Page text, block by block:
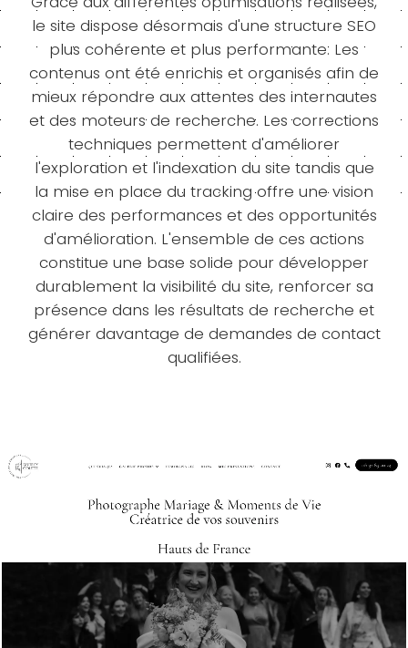
le site dispose désormais d'une structure SEO
plus cohérente et plus performante. Les
contenus ont été enrichis et organisés afin de
mieux répondre aux attentes des internautes
et des moteurs de recherche. Les corrections
techniques permettent d'améliorer
l'exploration et l'indexation du site tandis que
la mise en place du tracking offre une vision
claire des performances et des opportunités
d'amélioration. L'ensemble de ces actions
constitue une base solide pour développer
durablement la visibilité du site, renforcer sa
présence dans les résultats de recherche et
générer davantage de demandes de contact
qualifiées.